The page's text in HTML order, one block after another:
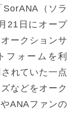
（ソラ
21日にオープ
ークションサ
フォームを利
れていた一点
などをオーク
ANAファンの